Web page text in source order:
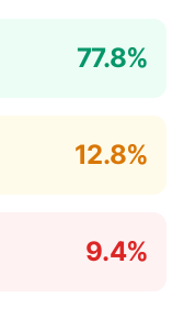
77.8%
12.8%
9.4%